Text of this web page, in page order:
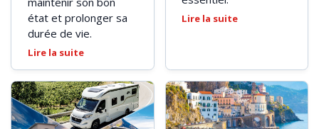
état et prolonger sa
durée de vie.
Lire la suite
Lire la suite